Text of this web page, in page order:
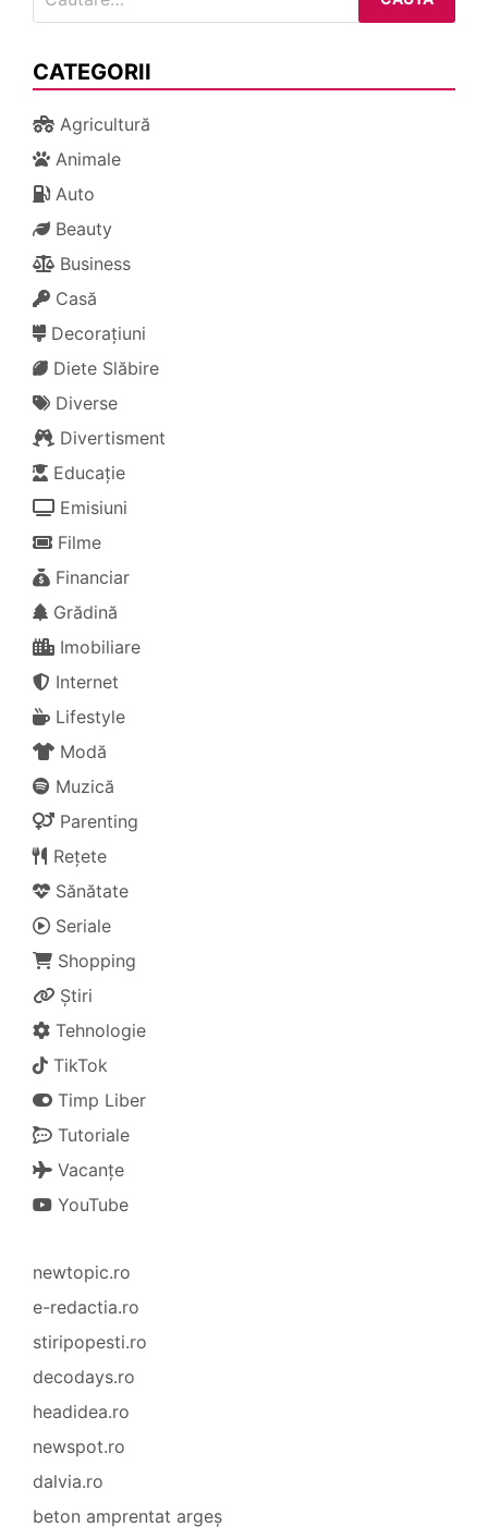
după:
CATEGORII
Agricultură
Animale
Auto
Beauty
Business
Casă
Decorațiuni
Diete Slăbire
Diverse
Divertisment
Educație
Emisiuni
Filme
Financiar
Grădină
Imobiliare
Internet
Lifestyle
Modă
Muzică
Parenting
Rețete
Sănătate
Seriale
Shopping
Știri
Tehnologie
TikTok
Timp Liber
Tutoriale
Vacanțe
YouTube
newtopic.ro
e-redactia.ro
stiripopesti.ro
decodays.ro
headidea.ro
newspot.ro
dalvia.ro
beton amprentat argeș